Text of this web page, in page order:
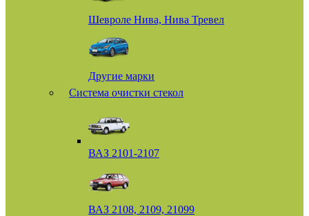
Шевроле Нива, Нива Тревел
Другие марки
Система очистки стекол
ВАЗ 2101-2107
ВАЗ 2108, 2109, 21099